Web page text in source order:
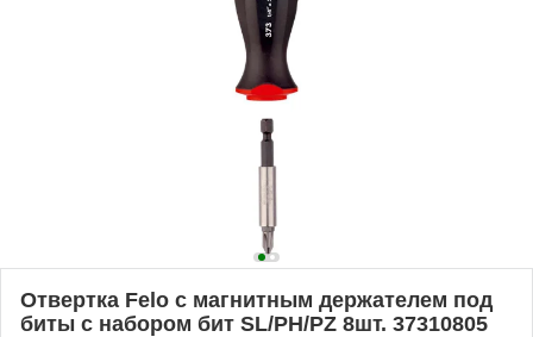
Отвертка Felo с магнитным держателем под
биты с набором бит SL/PH/PZ 8шт. 37310805